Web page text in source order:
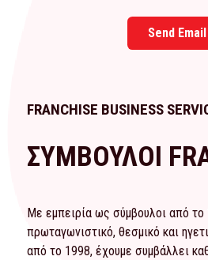
Send Email
FRANCHISE BUSINESS
ΣΥΜΒΟΥΛΟΙ
Με εμπειρία ως σύμβουλοι από το
πρωταγωνιστικό, θεσμικό και
από το 1998, έχουμε συμβάλλει